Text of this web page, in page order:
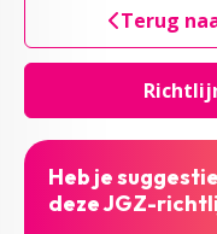
Terug
Heb je
deze JGZ-